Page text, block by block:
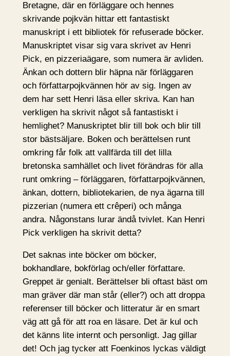
Bretagne, där en förläggare och hennes
skrivande pojkvän hittar ett fantastiskt
manuskript i ett bibliotek för refuserade böcker.
Manuskriptet visar sig vara skrivet av Henri
Pick, en pizzeriaägare, som numera är avliden.
Änkan och dottern blir häpna när förläggaren
och författarpojkvännen hör av sig. Ingen av
dem har sett Henri läsa eller skriva. Kan han
verkligen ha skrivit något så fantastiskt i
hemlighet? Manuskriptet blir till bok och blir till
stor bästsäljare. Boken och berättelsen runt
omkring får folk att vallfärda till det lilla
bretonska samhället och livet förändras för alla
runt omkring – förläggaren, författarpojkvännen,
änkan, dottern, bibliotekarien, de nya ägarna till
pizzerian (numera ett crêperi) och många
andra. Någonstans lurar ändå tvivlet. Kan Henri
Pick verkligen ha skrivit detta?
Det saknas inte böcker om böcker,
bokhandlare, bokförlag och/eller författare.
Greppet är genialt. Berättelser bli oftast bäst om
man gräver där man står (eller?) och att droppa
referenser till böcker och litteratur är en smart
väg att gå för att roa en läsare. Det är kul och
det känns lite internt och personligt. Jag gillar
det! Och jag tycker att Foenkinos lyckas väldigt